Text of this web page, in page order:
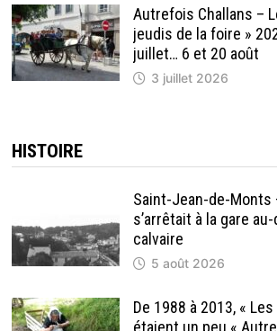
Autrefois Challans –
jeudis de la foire »
juillet… 6 et 20 août
3 juillet 2026
HISTOIRE
Saint-Jean-de-Monts
s’arrêtait à la gare
calvaire
5 août 2026
De 1988 à 2013, «
étaient un peu «